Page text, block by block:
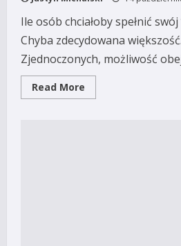
Ile osób chciałoby spełnić
Chyba zdecydowana
Zjednoczonych, możliwość
Read More
more